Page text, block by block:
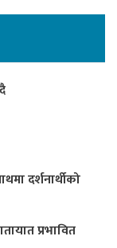
दर्शनार्थीको
प्रभावित